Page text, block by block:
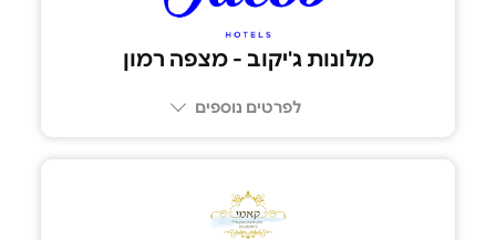
מלונות ג'יקוב - מצפה רמון
לפרטים נוספים